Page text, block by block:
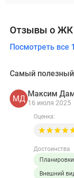
Отзывы о
Посмотреть все
Самый
МД
Максим
16 июля 2025
Оценка:
Достоинства
Планировки
Внешний